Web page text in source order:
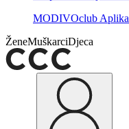
MODIVOclub
ŽeneMuškarciDjeca